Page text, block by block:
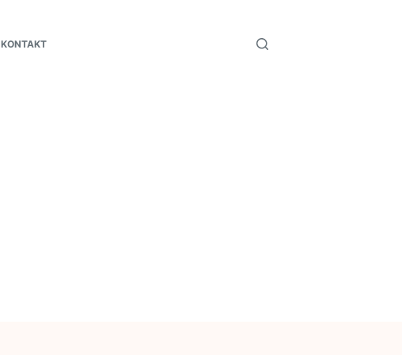
KONTAKT